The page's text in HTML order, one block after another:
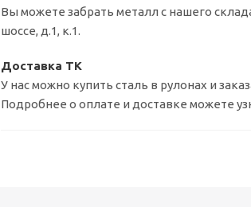
Вы можете забрать металл с нашего
шоссе, д.1, к.1.
Доставка ТК
У нас можно купить сталь в рулонах и
Подробнее о оплате и доставке можете